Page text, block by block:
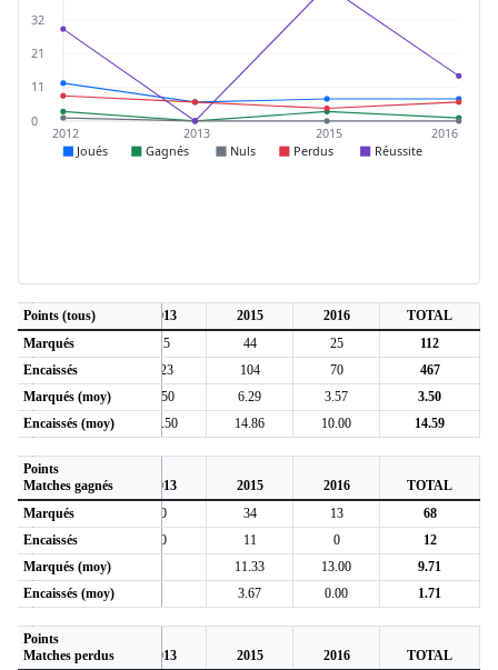
32
21
11
0
2012 2013 2015 2016
Joués Gagnés Nuls Perdus Réussite
Points (tous)
2012 2013 2015 2016
TOTAL
Marqués28 15 44 25
112
Encaissés
170 123 104 70
467
Marqués (moy)
2.33 2.50 6.29 3.57
3.50
Encaissés (moy)
14.17 20.50 14.86 10.00 14.59
Points
Matches gagnés
2012 2013 2015 2016
TOTAL
Marqués21 0 34 13
68
Encaissés
1 0 11 0
12
Marqués (moy)
7.00 11.33 13.00
9.71
Encaissés (moy)
0.33 3.67 0.00 1.71
Points
Matches perdus
2012 2013 2015 2016
TOTAL